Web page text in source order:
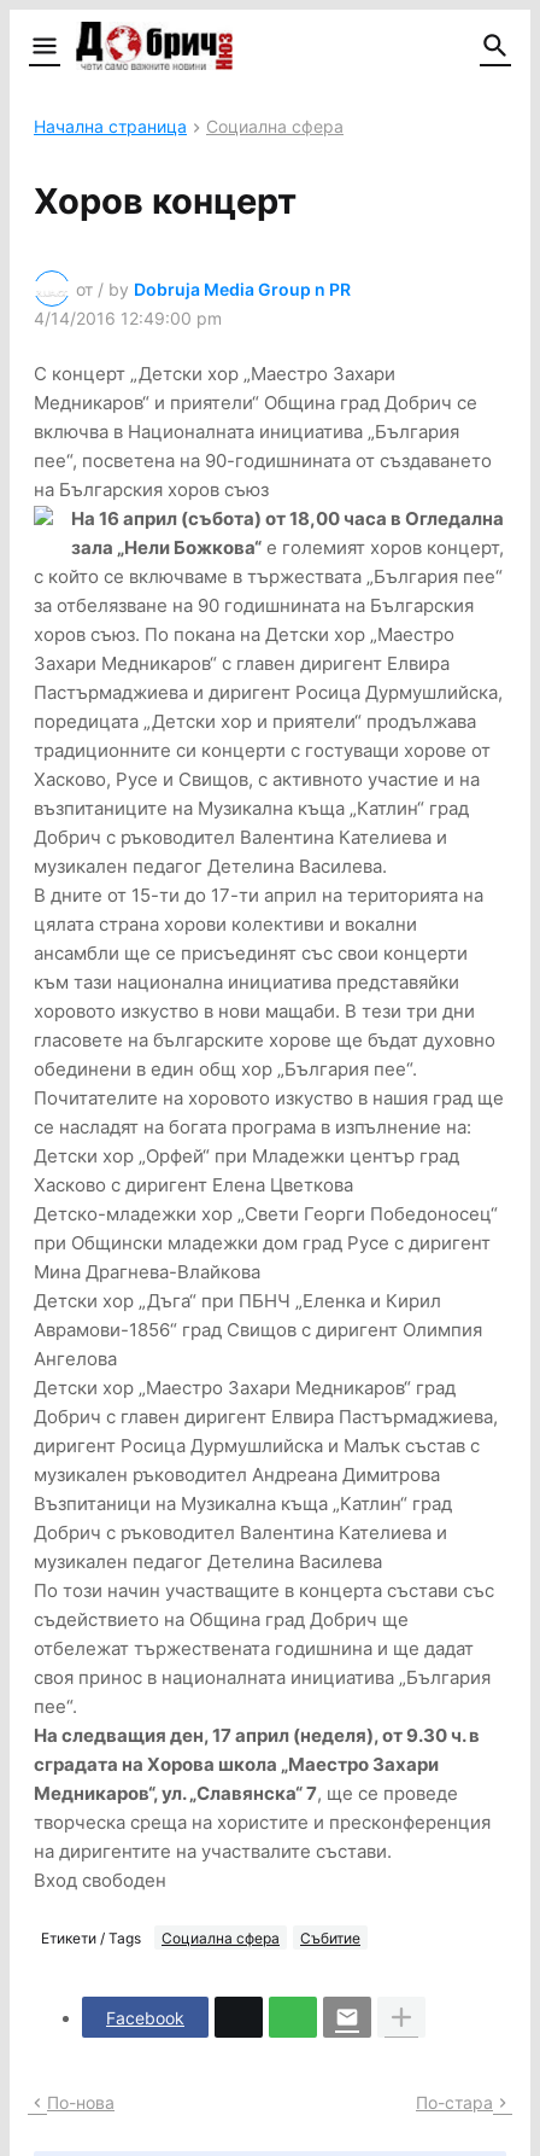
Начална страница Социална сфера
Хоров концерт
от / by Dobruja Media Group n PR
4/14/2016 12:49:00 pm
С концерт „Детски хор „Маестро Захари
Медникаров“ и приятели“ Община град Добрич се
включва в Националната инициатива „България
пее“, посветена на 90-годишнината от създаването
на Българския хоров съюз
На 16 април (събота) от 18,00 часа в Огледална
зала „Нели Божкова“ е големият хоров концерт,
с който се включваме в тържествата „България пее“
за отбелязване на 90 годишнината на Българския
хоров съюз. По покана на Детски хор „Маестро
Захари Медникаров“ с главен диригент Елвира
Пастърмаджиева и диригент Росица Дурмушлийска,
поредицата „Детски хор и приятели“ продължава
традиционните си концерти с гостуващи хорове от
Хасково, Русе и Свищов, с активното участие и на
възпитаниците на Музикална къща „Катлин“ град
Добрич с ръководител Валентина Кателиева и
музикален педагог Детелина Василева.
В дните от 15-ти до 17-ти април на територията на
цялата страна хорови колективи и вокални
ансамбли ще се присъединят със свои концерти
към тази национална инициатива представяйки
хоровото изкуство в нови мащаби. В тези три дни
гласовете на българските хорове ще бъдат духовно
обединени в един общ хор „България пее“.
Почитателите на хоровото изкуство в нашия град ще
се насладят на богата програма в изпълнение на:
Детски хор „Орфей“ при Младежки център град
Хасково с диригент Елена Цветкова
Детско-младежки хор „Свети Георги Победоносец“
при Общински младежки дом град Русе с диригент
Мина Драгнева-Влайкова
Детски хор „Дъга“ при ПБНЧ „Еленка и Кирил
Аврамови-1856“ град Свищов с диригент Олимпия
Ангелова
Детски хор „Маестро Захари Медникаров“ град
Добрич с главен диригент Елвира Пастърмаджиева,
диригент Росица Дурмушлийска и Малък състав с
музикален ръководител Андреана Димитрова
Възпитаници на Музикална къща „Катлин“ град
Добрич с ръководител Валентина Кателиева и
музикален педагог Детелина Василева
По този начин участващите в концерта състави със
съдействието на Община град Добрич ще
отбележат тържествената годишнина и ще дадат
своя принос в националната инициатива „България
пее“.
На следващия ден, 17 април (неделя), от 9.30 ч. в
сградата на Хорова школа „Маестро Захари
Медникаров“, ул. „Славянска“ 7, ще се проведе
творческа среща на хористите и пресконференция
на диригентите на участвалите състави.
Вход свободен
Етикети / Tags Социална сфера Събитие
Facebook
По-нова По-стара